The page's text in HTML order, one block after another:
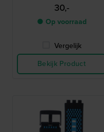
30,-
● Op voorraad
Vergelijk
Bekijk Product